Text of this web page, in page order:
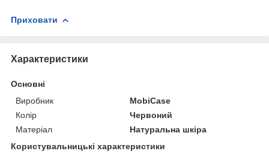
Приховати
Характеристики
Основні
Виробник
MobiCase
Колір
Червоний
Матеріал
Натуральна шкіра
Користувальницькі характеристики